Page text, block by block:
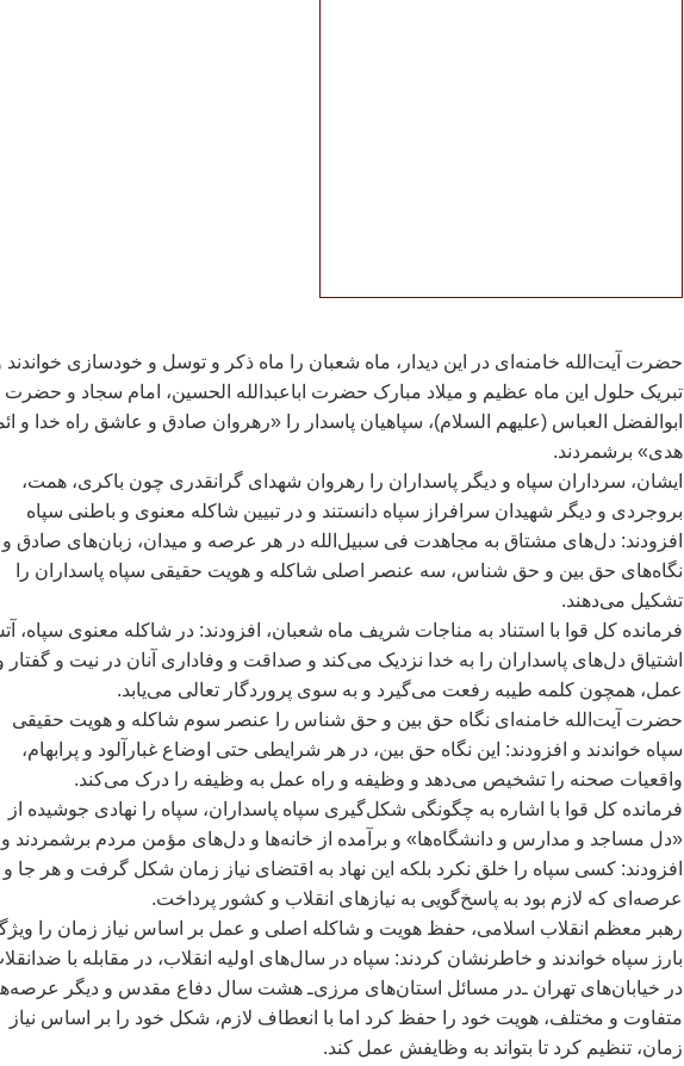
حضرت آيت‌الله خامنه‌ای در اين ديدار، ماه شعبان را ماه ذکر و توسل و خودسازی خواندند
تبريک حلول اين ماه عظيم و ميلاد مبارک حضرت اباعبدالله الحسين، امام سجاد و حضرت
ابوالفضل العباس (عليهم السلام)، سپاهيان پاسدار را «رهروان صادق و عاشق راه خدا و
هدی» برشمردند.
ايشان، سرداران سپاه و ديگر پاسداران را رهروان شهدای گرانقدری چون باکری، همت،
بروجردی و ديگر شهيدان سرافراز سپاه دانستند و در تبيين شاکله معنوی و باطنی سپاه
افزودند: دل‌های مشتاق به مجاهدت فی سبيل‌الله در هر عرصه و ميدان، زبان‌های صادق و
نگاه‌های حق بين و حق شناس، سه عنصر اصلی شاکله و هويت حقيقی سپاه پاسداران را
تشکيل می‌دهند.
فرمانده کل قوا با استناد به مناجات شريف ماه شعبان، افزودند: در شاکله معنوی سپاه،
اشتياق دل‌های پاسداران را به خدا نزديک می‌کند و صداقت و وفاداری آنان در نيت و گفتار
عمل، همچون کلمه طيبه رفعت می‌گيرد و به سوی پروردگار تعالی می‌يابد.
حضرت آيت‌الله خامنه‌ای نگاه حق بين و حق شناس را عنصر سوم شاکله و هويت حقيقی
سپاه خواندند و افزودند: اين نگاه حق بين، در هر شرايطی حتی اوضاع غبارآلود و پرابهام،
واقعيات صحنه را تشخيص می‌دهد و وظيفه و راه عمل به وظيفه را درک می‌کند.
فرمانده کل قوا با اشاره به چگونگی شکل‌گيری سپاه پاسداران، سپاه را نهادی جوشيده از
«دل مساجد و مدارس و دانشگاه‌ها» و برآمده از خانه‌ها و دل‌های مؤمن مردم برشمردند و
افزودند: کسی سپاه را خلق نکرد بلکه اين نهاد به اقتضای نياز زمان شکل گرفت و هر جا و
عرصه‌ای که لازم بود به پاسخ‌گويی به نيازهای انقلاب و کشور پرداخت.
رهبر معظم انقلاب اسلامی، حفظ هويت و شاکله اصلی و عمل بر اساس نياز زمان را
بارز سپاه خواندند و خاطرنشان کردند: سپاه در سال‌های اوليه انقلاب، در مقابله با
در خيابان‌های تهران ـ‌در مسائل استان‌های مرزی‌ـ هشت سال دفاع مقدس و ديگر
متفاوت و مختلف، هويت خود را حفظ کرد اما با انعطاف لازم، شکل خود را بر اساس نياز
زمان، تنظيم کرد تا بتواند به وظايفش عمل کند.